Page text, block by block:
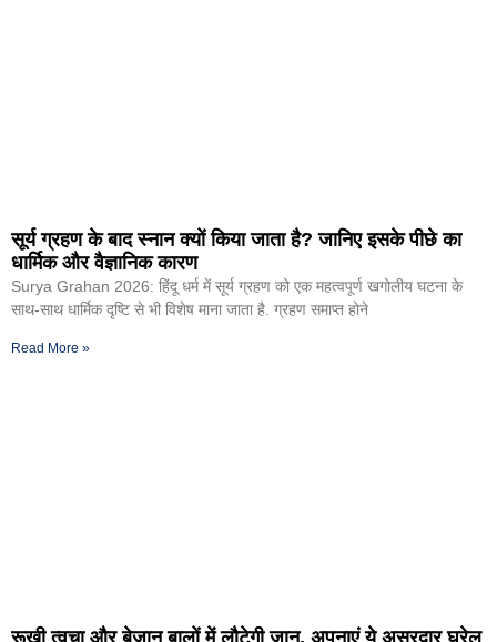
सूर्य ग्रहण के बाद स्नान क्यों किया जाता है? जानिए इसके पीछे का
धार्मिक और वैज्ञानिक कारण
Surya Grahan 2026: हिंदू धर्म में सूर्य ग्रहण को एक महत्वपूर्ण खगोलीय घटना के
साथ-साथ धार्मिक दृष्टि से भी विशेष माना जाता है. ग्रहण समाप्त होने
Read More »